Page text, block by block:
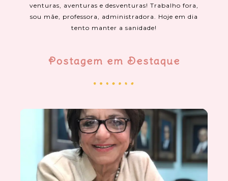
venturas, aventuras e desventuras! Trabalho fora,
sou mãe, professora, administradora. Hoje em dia
tento manter a sanidade!
Postagem em Destaque